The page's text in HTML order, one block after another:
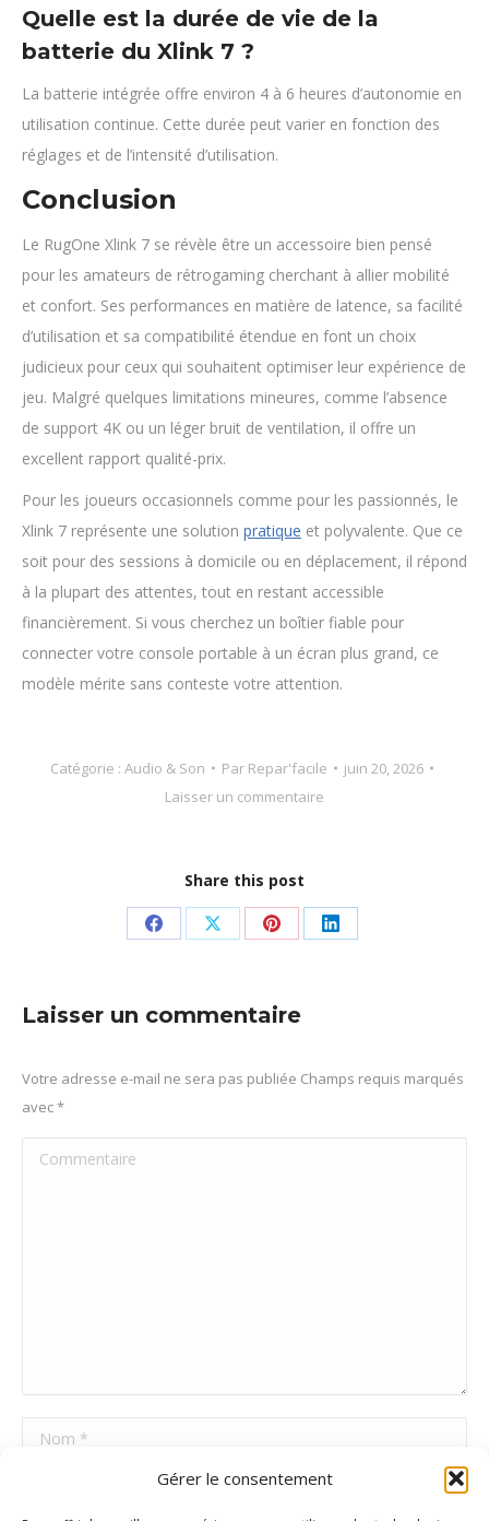
Gérer le consentement
Quelle est la durée de vie de la
batterie du Xlink 7 ?
La batterie intégrée offre environ 4 à 6 heures d’autonomie en
utilisation continue. Cette durée peut varier en fonction des
réglages et de l’intensité d’utilisation.
Conclusion
Le RugOne Xlink 7 se révèle être un accessoire bien pensé
pour les amateurs de rétrogaming cherchant à allier mobilité
et confort. Ses performances en matière de latence, sa facilité
d’utilisation et sa compatibilité étendue en font un choix
judicieux pour ceux qui souhaitent optimiser leur expérience de
jeu. Malgré quelques limitations mineures, comme l’absence
de support 4K ou un léger bruit de ventilation, il offre un
excellent rapport qualité-prix.
Pour les joueurs occasionnels comme pour les passionnés, le
Xlink 7 représente une solution pratique et polyvalente. Que ce
soit pour des sessions à domicile ou en déplacement, il répond
à la plupart des attentes, tout en restant accessible
financièrement. Si vous cherchez un boîtier fiable pour
connecter votre console portable à un écran plus grand, ce
modèle mérite sans conteste votre attention.
Catégorie : Audio & Son Par Repar'facile
juin 20, 2026
Laisser un commentaire
Share this post
PartagerPartagerPartager
Pinterest
Partager
Laisser un commentaire
Votre adresse e-mail ne sera pas publiée Champs requis marqués
avec*
Commentaire
Nom *